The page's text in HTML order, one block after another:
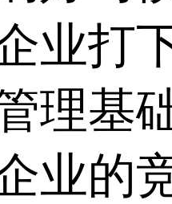
业打
理基
业的